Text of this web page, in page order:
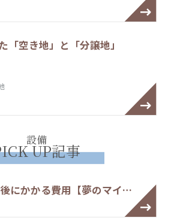
「空き地」と「分譲地」
設備
UP記事
にかかる費用【夢のマイ…